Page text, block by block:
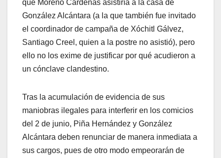
que Moreno Cárdenas asistiría a la casa de
González Alcántara (a la que también fue invitado
el coordinador de campaña de Xóchitl Gálvez,
Santiago Creel, quien a la postre no asistió), pero
ello no los exime de justificar por qué acudieron a
un cónclave clandestino.
Tras la acumulación de evidencia de sus
maniobras ilegales para interferir en los comicios
del 2 de junio, Piña Hernández y González
Alcántara deben renunciar de manera inmediata a
sus cargos, pues de otro modo empeorarán de